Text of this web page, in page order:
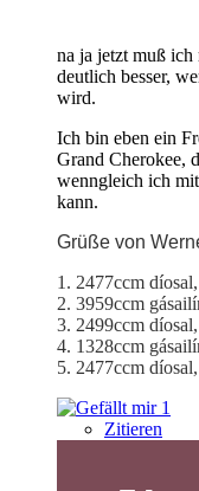
na ja jetzt muß
deutlich besser,
wird.
Ich bin eben ein
Grand Cherokee,
wenngleich ich
kann.
Grüße von
1. 2477ccm
2. 3959ccm
3. 2499ccm
4. 1328ccm
5. 2477ccm
1
Zitieren